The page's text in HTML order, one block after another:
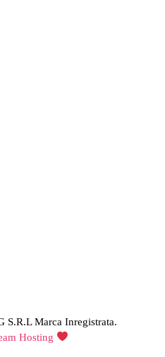
Marca Inregistrata.
Hosting